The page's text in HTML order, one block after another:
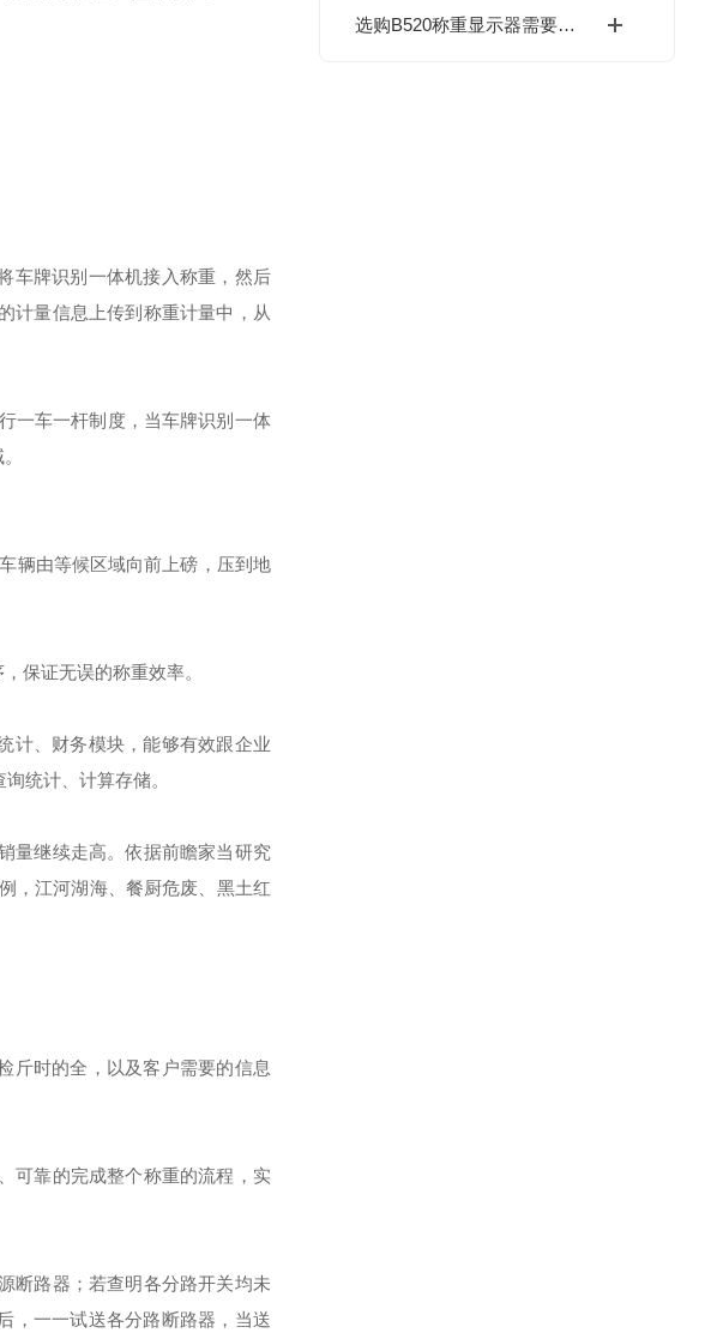
选购B520称重显示器需要注意哪些方面？
车牌识别一体机接入称重，然后
计量信息上传到称重计量中，从
一车一杆制度，当车牌识别一体
辆由等候区域向前上磅，压到地
保证无误的称重效率。
计、财务模块，能够有效跟企业
统计、计算存储。
继续走高。依据前瞻家当研究
，江河湖海、餐厨危废、黑土红
斤时的全，以及客户需要的信息
可靠的完成整个称重的流程，实
路器；若查明各分路开关均未
，一一试送各分路断路器，当送